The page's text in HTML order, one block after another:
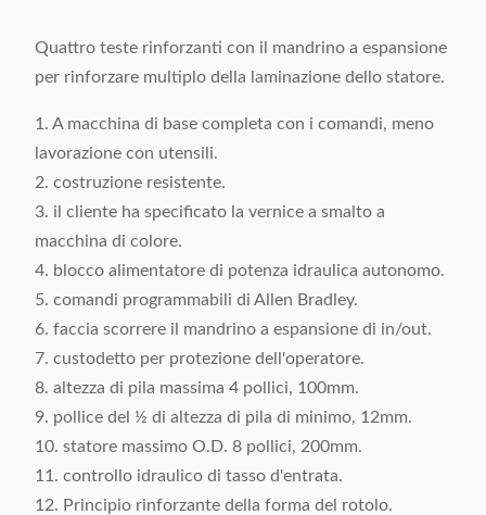
Dettagli
d'imballaggio:
Imballato con il film di vuoto
in caso del compensato
Quattro teste rinforzanti con il mandrino a espansione
per rinforzare multiplo della laminazione dello statore.
1. A macchina di base completa con i comandi, meno
lavorazione con utensili.
2. costruzione resistente.
3. il cliente ha specificato la vernice a smalto a
macchina di colore.
4. blocco alimentatore di potenza idraulica autonomo.
5. comandi programmabili di Allen Bradley.
6. faccia scorrere il mandrino a espansione di in/out.
7. custodetto per protezione dell'operatore.
8. altezza di pila massima 4 pollici, 100mm.
9. pollice del ½ di altezza di pila di minimo, 12mm.
10. statore massimo O.D. 8 pollici, 200mm.
11. controllo idraulico di tasso d'entrata.
12. Principio rinforzante della forma del rotolo.